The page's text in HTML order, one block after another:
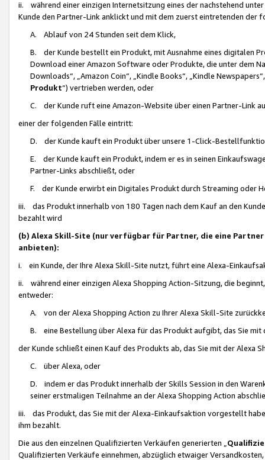
ii. während einer einzigen Internetsitzung eines der nachstehend
Kunde den Partner-Link anklickt und mit dem zuerst eintretenden der
A. Ablauf von 24 Stunden seit dem Klick,
B. der Kunde bestellt ein Produkt, mit Ausnahme eines digitalen
Download einer Amazon Software oder Produkte, die unter dem
Downloads“, „Amazon Coin“, „Kindle Books“, „Kindle
Produkt“) vertrieben werden, oder
C. der Kunde ruft eine Amazon-Website über einen Partner-Link
einer der folgenden Fälle eintritt:
D. der Kunde kauft ein Produkt über unsere 1-Click-
E. der Kunde kauft ein Produkt, indem er es in seinen
Partner-Links abschließt, oder
F. der Kunde erwirbt ein Digitales Produkt durch Streaming oder
iii. das Produkt innerhalb von 180 Tagen nach dem Kauf an den
bezahlt wird
(b) Alexa Skill-Site (nur verfügbar für Partner, die eine
anbieten):
i. ein Kunde, der Ihre Alexa Skill-Site nutzt, führt eine Alexa-
ii. während einer einzigen Alexa Shopping Action-Sitzung, die
entweder:
A. von der Alexa Shopping Action zu Ihrer Alexa Skill-Site
B. eine Bestellung über Alexa für das Produkt aufgibt, das Sie mit
der Kunde schließt einen Kauf des Produkts ab, das Sie mit der Alexa
C. über Alexa, oder
D. indem er das Produkt innerhalb der Skills Session in den
seiner erstmaligen Teilnahme an der Alexa Shopping Action
iii. das Produkt, das Sie mit der Alexa-Einkaufsaktion vorgestellt
ihm bezahlt.
Die aus den einzelnen Qualifizierten Verkäufen generierten „
Qualifizierten Verkäufe einnehmen, abzüglich etwaiger